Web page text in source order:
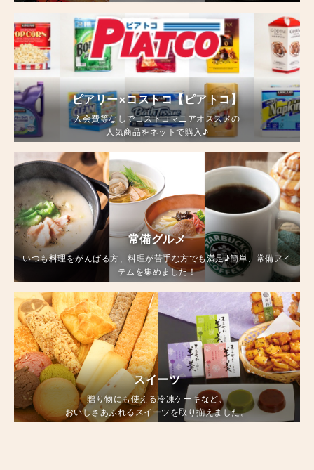
ピアリー×コストコ【ピアトコ】
入会費等なしでコストコマニアオススメの
人気商品をネットで購入♪
常備グルメ
いつも料理をがんばる方、料理が苦手な方でも満足♪簡単、常備アイ
テムを集めました！
スイーツ
贈り物にも使える冷凍ケーキなど、
おいしさあふれるスイーツを取り揃えました。